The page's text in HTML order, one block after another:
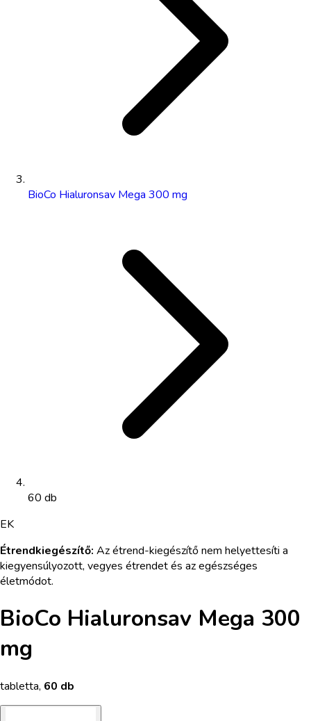
BioCo Hialuronsav Mega 300 mg
60 db
EK
Étrendkiegészítő: Az étrend-kiegészítő nem helyettesíti a
kiegyensúlyozott, vegyes étrendet és az egészséges
életmódot.
BioCo Hialuronsav Mega 300
mg
tabletta, 60 db